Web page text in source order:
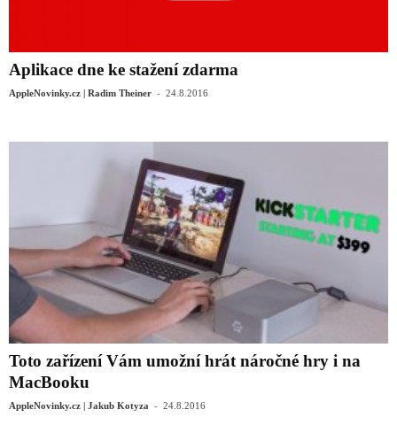
Aplikace dne ke stažení zdarma
AppleNovinky.cz | Radim Theiner - 24.8.2016
Toto zařízení Vám umožní hrát náročné hry i na
MacBooku
AppleNovinky.cz | Jakub Kotyza - 24.8.2016